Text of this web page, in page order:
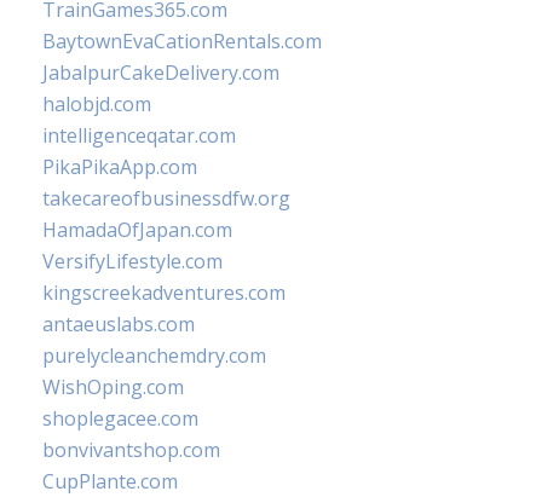
TrainGames365.com
BaytownEvaCationRentals.com
JabalpurCakeDelivery.com
halobjd.com
intelligenceqatar.com
PikaPikaApp.com
takecareofbusinessdfw.org
HamadaOfJapan.com
VersifyLifestyle.com
kingscreekadventures.com
antaeuslabs.com
purelycleanchemdry.com
WishOping.com
shoplegacee.com
bonvivantshop.com
CupPlante.com